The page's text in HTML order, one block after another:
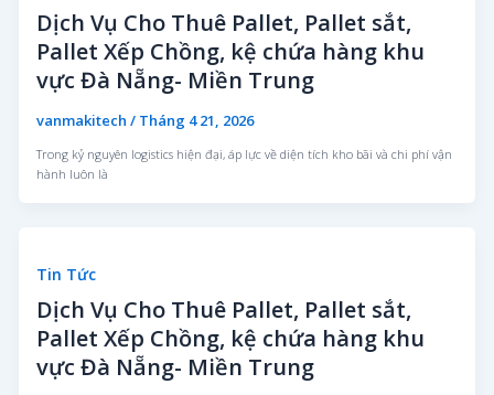
Dịch Vụ Cho Thuê Pallet, Pallet sắt,
Pallet Xếp Chồng, kệ chứa hàng khu
vực Đà Nẵng- Miền Trung
vanmakitech/ Tháng 4 21, 2026
Trong kỷ nguyên logistics hiện đại, áp lực về diện tích kho bãi và chi phí vận
hành luôn là
Tin Tức
Dịch Vụ Cho Thuê Pallet, Pallet sắt,
Pallet Xếp Chồng, kệ chứa hàng khu
vực Đà Nẵng- Miền Trung